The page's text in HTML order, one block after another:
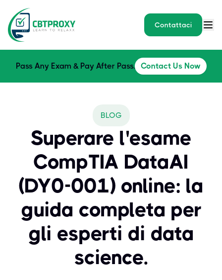
Contattaci
Pass Any Exam & Pay After Pass. Contact Us Now
BLOG
Superare l'esame
CompTIA DataAI
(DY0-001) online: la
guida completa per
gli esperti di data
science.